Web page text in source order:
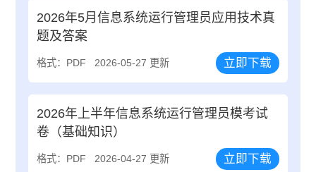
2026年5月信息系统运行管理员应用技术真
题及答案
格式：PDF 2026-05-27 更新 立即下载
2026年上半年信息系统运行管理员模考试
卷（基础知识）
格式：PDF 2026-04-27 更新 立即下载